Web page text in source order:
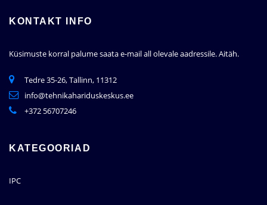
KONTAKT INFO
Küsimuste korral palume saata e-mail all olevale aadressile.Aitäh.
Tedre 35-26, Tallinn, 11312
info@tehnikahariduskeskus.ee
+372 56707246
KATEGOORIAD
IPC